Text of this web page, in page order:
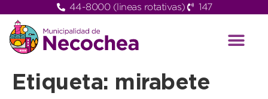
44-8000 (lineas rotativas) 147
Etiqueta: mirabete